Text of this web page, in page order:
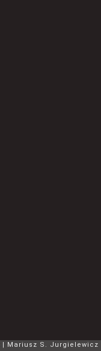
Mariusz S. Jurgielewicz